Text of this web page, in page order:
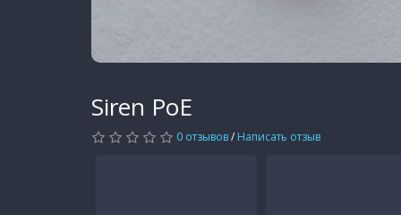
Siren PoE
0 отзывов/ Написать отзыв